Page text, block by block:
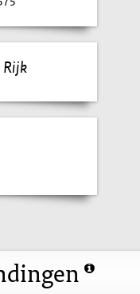
Rijk